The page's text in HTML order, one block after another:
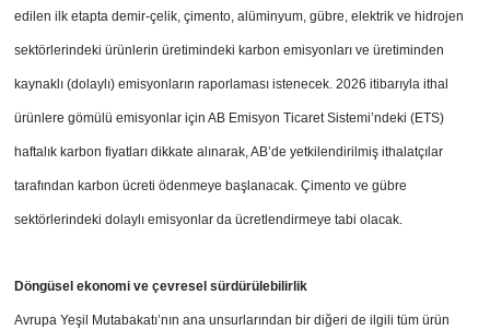
edilen ilk etapta demir-çelik, çimento, alüminyum, gübre, elektrik ve hidrojen
sektörlerindeki ürünlerin üretimindeki karbon emisyonları ve üretiminden
kaynaklı (dolaylı) emisyonların raporlaması istenecek. 2026 itibarıyla ithal
ürünlere gömülü emisyonlar için AB Emisyon Ticaret Sistemi’ndeki (ETS)
haftalık karbon fiyatları dikkate alınarak, AB’de yetkilendirilmiş ithalatçılar
tarafından karbon ücreti ödenmeye başlanacak. Çimento ve gübre
sektörlerindeki dolaylı emisyonlar da ücretlendirmeye tabi olacak.
Döngüsel ekonomi ve çevresel sürdürülebilirlik
Avrupa Yeşil Mutabakatı’nın ana unsurlarından bir diğeri de ilgili tüm ürün